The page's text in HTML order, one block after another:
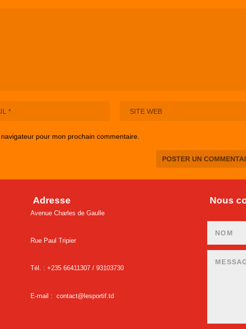
pour mon prochain commentaire.
Adresse
Avenue Charles de Gaulle
Rue Paul Tripier
Tél. : +235 66411307 / 93103730
E-mail : contact@lesportif.td
Nous